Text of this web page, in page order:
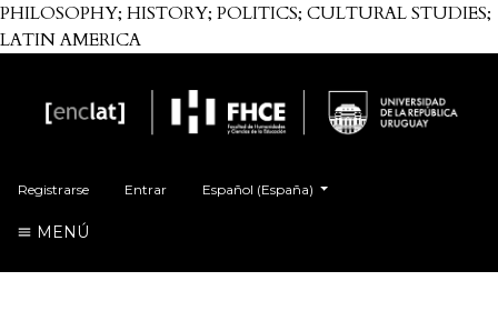
PHILOSOPHY; HISTORY; POLITICS; CULTURAL STUDIES;
LATIN AMERICA
Registrarse Entrar Cambiar el idioma. El actual es:
Español (España)
MENÚ